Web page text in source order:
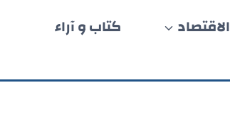
الاقتصاد
كتاب و آراء